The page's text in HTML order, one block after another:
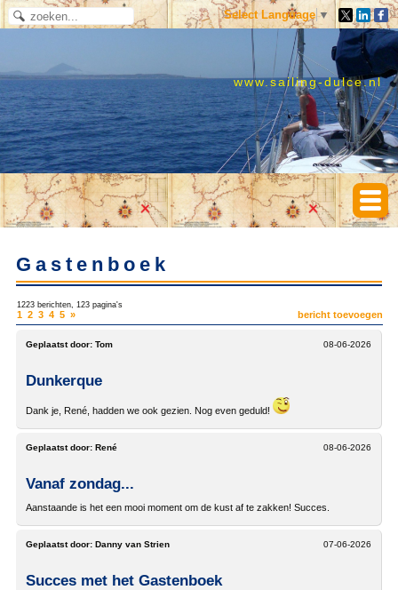
Select Language ▼
www.sailing-dulce.nl
Gastenboek
1223 berichten, 123 pagina's
bericht toevoegen
1 2 3 4 5 »
08-06-2026
Geplaatst door: Tom
Dunkerque
Dank je, René, hadden we ook gezien. Nog even geduld!
08-06-2026
Geplaatst door: René
Vanaf zondag...
Aanstaande is het een mooi moment om de kust af te zakken! Succes.
07-06-2026
Geplaatst door: Danny van Strien
Succes met het Gastenboek